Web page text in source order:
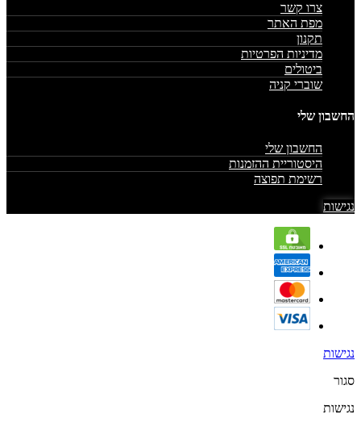
צרו קשר
מפת האתר
תקנון
מדיניות הפרטיות
ביטולים
שוברי קניה
החשבון שלי
החשבון שלי
היסטוריית ההזמנות
רשימת תפוצה
נגישות
נגישות
סגור
נגישות